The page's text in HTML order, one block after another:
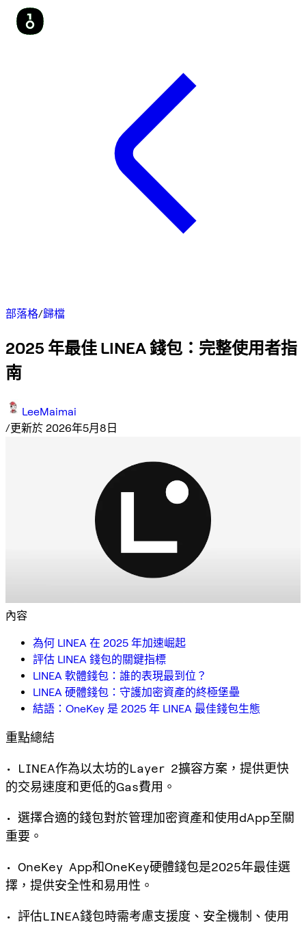
部落格/歸檔
2025 年最佳 LINEA 錢包：完整使用者指
南
LeeMaimai
/更新於 2026年5月8日
內容
為何 LINEA 在 2025 年加速崛起
評估 LINEA 錢包的關鍵指標
LINEA 軟體錢包：誰的表現最到位？
LINEA 硬體錢包：守護加密資產的終極堡壘
結語：OneKey 是 2025 年 LINEA 最佳錢包生態
重點總結
• LINEA作為以太坊的Layer 2擴容方案，提供更快
的交易速度和更低的Gas費用。
• 選擇合適的錢包對於管理加密資產和使用dApp至關
重要。
• OneKey App和OneKey硬體錢包是2025年最佳選
擇，提供安全性和易用性。
• 評估LINEA錢包時需考慮支援度、安全機制、使用